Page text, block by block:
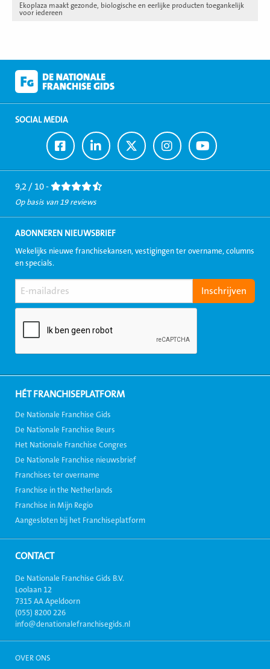
Ekoplaza maakt gezonde, biologische en eerlijke producten toegankelijk
voor iedereen
SOCIAL MEDIA
Ga
naar
Facebook
Ga
naar
LinkedIn
Ga
naar
Twitter
Ga
naar
Instagram
Ga
naar
Youtube
9,2 / 10 -
Op basis van 19 reviews
ABONNEREN NIEUWSBRIEF
Wekelijks nieuwe franchisekansen, vestigingen ter overname, columns
en specials.
HÉT FRANCHISEPLATFORM
De Nationale Franchise Gids
De Nationale Franchise Beurs
Het Nationale Franchise Congres
De Nationale Franchise nieuwsbrief
Franchises ter overname
Franchise in the Netherlands
Franchise in Mijn Regio
Aangesloten bij het Franchiseplatform
CONTACT
De Nationale Franchise Gids B.V.
Loolaan 12
7315 AA Apeldoorn
(055) 8200 226
info@denationalefranchisegids.nl
OVER ONS